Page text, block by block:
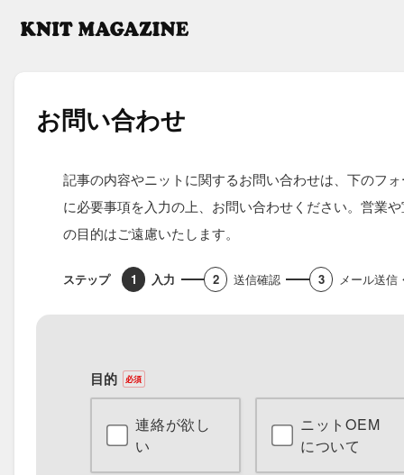
お問い​合わせ
記事の内容やニットに関するお問い合わせは、下のフ
に必要事項を入力の上、お問い合わせください。営業
の目的はご遠慮いたします。
入力 送信確認 メール送信
目的 必須
連絡が欲し
い
ニットOEM
について